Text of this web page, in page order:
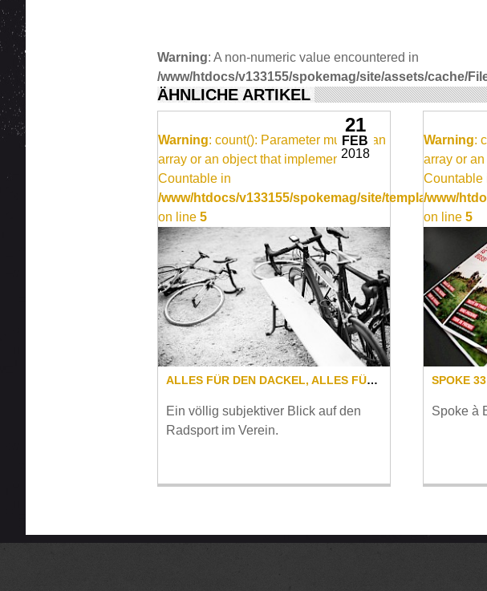
Warning: A non-numeric value encountered in
/www/htdocs/v133155/spokemag/site/assets/cache/
ÄHNLICHE ARTIKEL
Warning: count(): Parameter must be an
array or an object that implements
Countable in
/www/htdocs/v133155/spokemag/site/templates/
on line 5
ALLES FÜR DEN DACKEL, ALLES FÜR DEN CLUB!
Ein völlig subjektiver Blick auf den
Radsport im Verein.
21
FEB
2018
Warning:
array or
Countable
/www/
on line 5
SPOKE 33
Spoke à